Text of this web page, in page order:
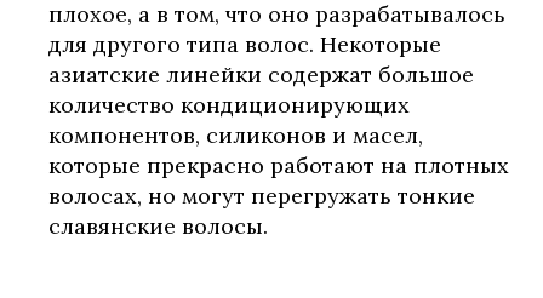
плохое, а в том, что оно разрабатывалось
для другого типа волос. Некоторые
азиатские линейки содержат большое
количество кондиционирующих
компонентов, силиконов и масел,
которые прекрасно работают на плотных
волосах, но могут перегружать тонкие
славянские волосы.